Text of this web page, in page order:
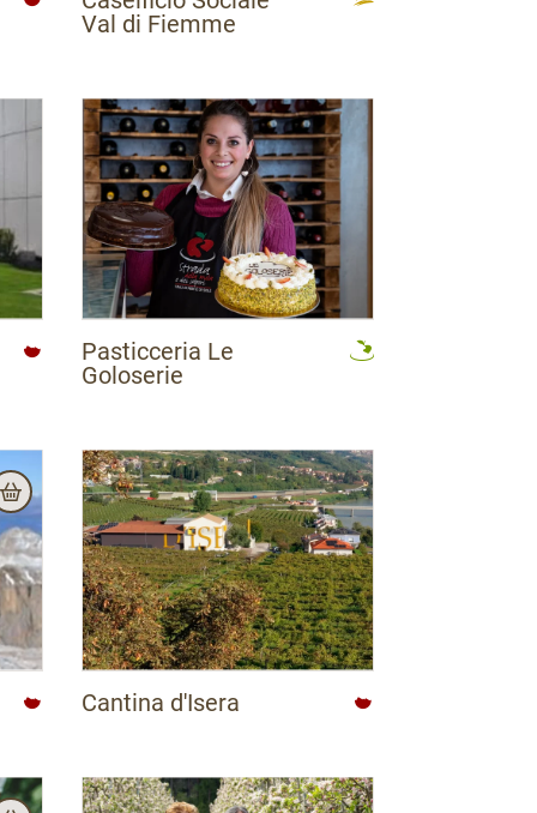
Val di Fiemme
Pasticceria Le
Goloserie
Cantina d'Isera